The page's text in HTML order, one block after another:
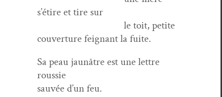
s’étire et tire sur
le toit, petite
cou­ver­ture feignant la fuite.
Sa peau jaunâtre est une let­tre
roussie
sauvée d’un feu.